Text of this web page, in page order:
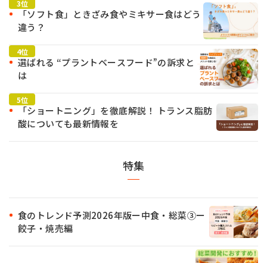
「ソフト食」ときざみ食やミキサー食はどう
違う？
選ばれる “プラントベースフード”の訴求と
は
「ショートニング」を徹底解説！ トランス脂肪
酸についても最新情報を
特集
食のトレンド予測2026年版ー中食・総菜③ー
餃子・焼売編